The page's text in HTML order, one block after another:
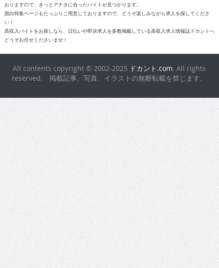
おりますので、きっとアナタに合ったバイトが見つかります。
面白特集ページもたっぷりご用意しておりますので、どうぞ楽しみながら求人を探してくださ
い！
高収入バイトをお探しなら、日払いや即決求人を多数掲載している高収入求人情報誌ドカントへ
どうぞお任せくださいませ！
All contents copyright © 2002-2025 ドカント.com. All rights
reserved. 掲載記事、写真、イラストの無断転載を禁じます。